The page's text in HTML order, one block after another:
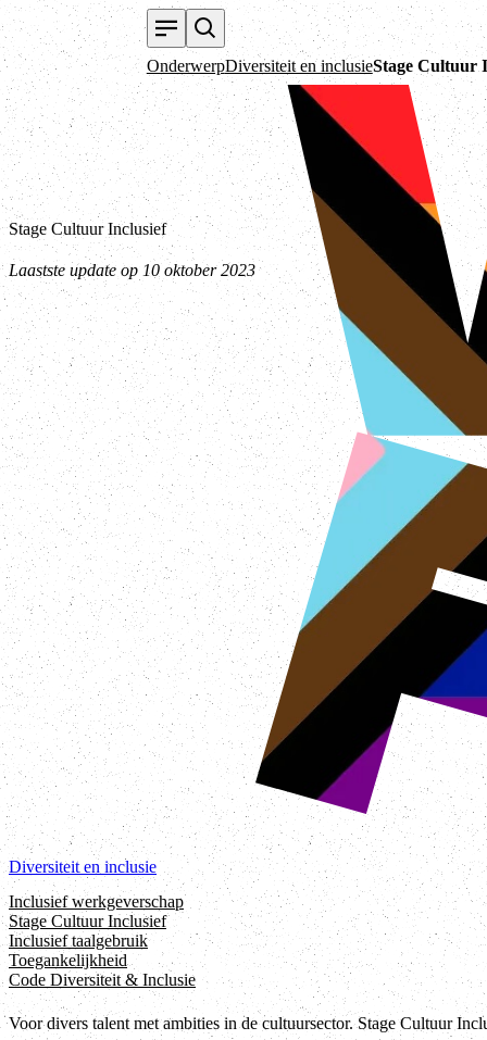
OnderwerpDiversiteit en inclusieStage Cultuur
Stage Cultuur Inclusief
Laastste update op 10 oktober 2023
Diversiteit en inclusie
Inclusief werkgeverschap
Stage Cultuur Inclusief
Inclusief taalgebruik
Toegankelijkheid
Code Diversiteit & Inclusie
Voor divers talent met ambities in de cultuursector. Stage Cultuur